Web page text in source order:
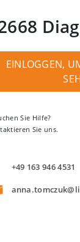
EINLOGGEN,
Sie Hilfe?
Sie uns.
+49 163 946 4531